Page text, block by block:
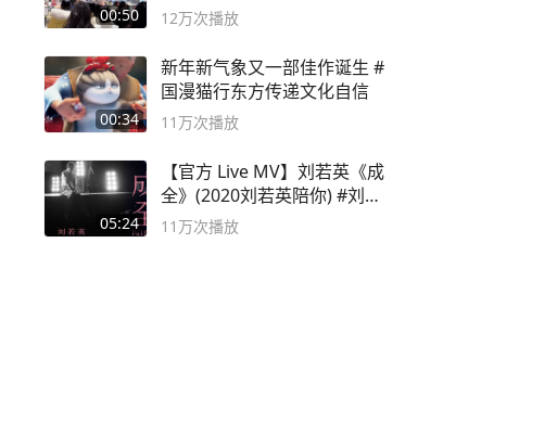
00:50 12万次播放
00:34
新年新气象又一部佳作诞生 #
国漫猫行东方传递文化自信
11万次播放
05:24
【官方 Live MV】刘若英《成
全》(2020刘若英陪你) #刘若
英 #成全
11万次播放